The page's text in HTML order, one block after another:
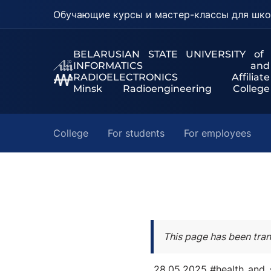
Обучающие курсы и мастер-классы для
BELARUSIAN STATE UNIVERSITY of
INFORMATICS and
RADIOELECTRONICS Affiliate
Minsk Radioengineering College
College For students For employees
This page has been